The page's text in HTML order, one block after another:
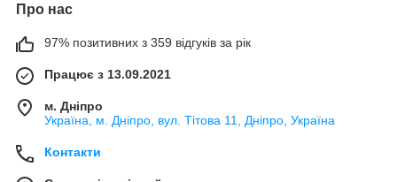
Про нас
97% позитивних з 359 відгуків за рік
Працює з 13.09.2021
м. Дніпро
Україна, м. Дніпро, вул. Тітова 11, Дніпро, Україна
Контакти